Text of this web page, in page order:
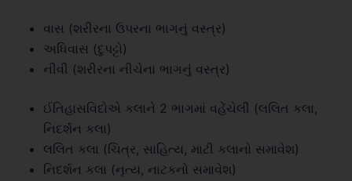
વાસ (શરીરના ઉપરના ભાગનું વસ્ત્ર)
અધિવાસ (દુપટ્ટો)
નીવી (શરીરના નીચેના ભાગનું વસ્ત્ર)
ઈતિહાસવિદોએ કલાને 2 ભાગમાં વહેંચેલી (લલિત કલા,
નિદર્શન કલા)
લલિત કલા (ચિત્ર, સાહિત્ય, માટી કલાનો સમાવેશ)
નિદર્શન કલા (નૃત્ય, નાટકનો સમાવેશ)